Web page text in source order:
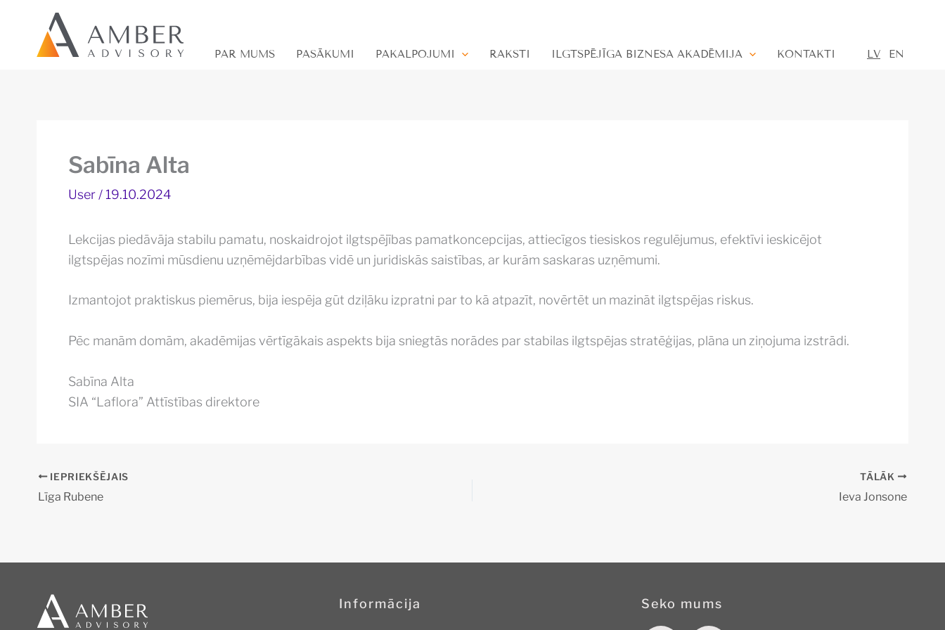
content
PAR MUMS PASĀKUMI PAKALPOJUMI RAKSTI ILGTSPĒJĪGA BIZNESA AKADĒMIJA KONTAKTI LV EN
Sabīna Alta
User / 19.10.2024
Lekcijas piedāvāja stabilu pamatu, noskaidrojot ilgtspējības pamatkoncepcijas, attiecīgos tiesiskos regulējumus, efektīvi ieskicējot
ilgtspējas nozīmi mūsdienu uzņēmējdarbības vidē un juridiskās saistības, ar kurām saskaras uzņēmumi.
Izmantojot praktiskus piemērus, bija iespēja gūt dziļāku izpratni par to kā atpazīt, novērtēt un mazināt ilgtspējas riskus.
Pēc manām domām, akadēmijas vērtīgākais aspekts bija sniegtās norādes par stabilas ilgtspējas stratēģijas, plāna un ziņojuma izstrādi.
Sabīna Alta
SIA “Laflora” Attīstības direktore
IEPRIEKŠĒJAIS
Līga Rubene
TĀLĀK
Ieva Jonsone
Informācija Seko mums